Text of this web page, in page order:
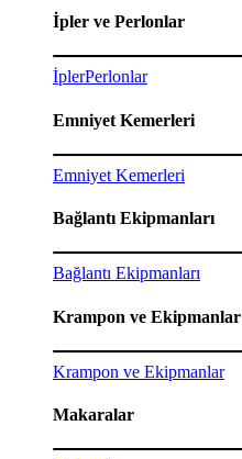
İpler ve Perlonlar
İplerPerlonlar
Emniyet Kemerleri
Emniyet Kemerleri
Bağlantı Ekipmanları
Bağlantı Ekipmanları
Krampon ve Ekipmanlar
Krampon ve Ekipmanlar
Makaralar